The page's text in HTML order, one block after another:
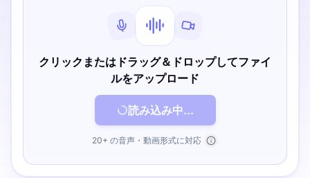
クリックまたはドラッグ＆ドロップしてファイ
ルをアップロード
読み込み中...
20+ の音声・動画形式に対応